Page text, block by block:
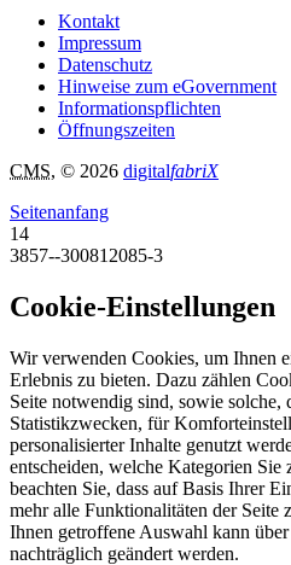
Kontakt
Impressum
Datenschutz
Hinweise zum eGovernment
Informationspflichten
Öffnungszeiten
CMS, © 2026 digitalfabriX
Seitenanfang
14
3857--300812085-3
Cookie-Einstellungen
Wir verwenden Cookies, um Ihnen
Erlebnis zu bieten. Dazu zählen
Seite notwendig sind, sowie solche,
Statistikzwecken, für
personalisierter Inhalte genutzt
entscheiden, welche Kategorien Sie
beachten Sie, dass auf Basis Ihrer
mehr alle Funktionalitäten der Seite
Ihnen getroffene Auswahl kann
nachträglich geändert werden.